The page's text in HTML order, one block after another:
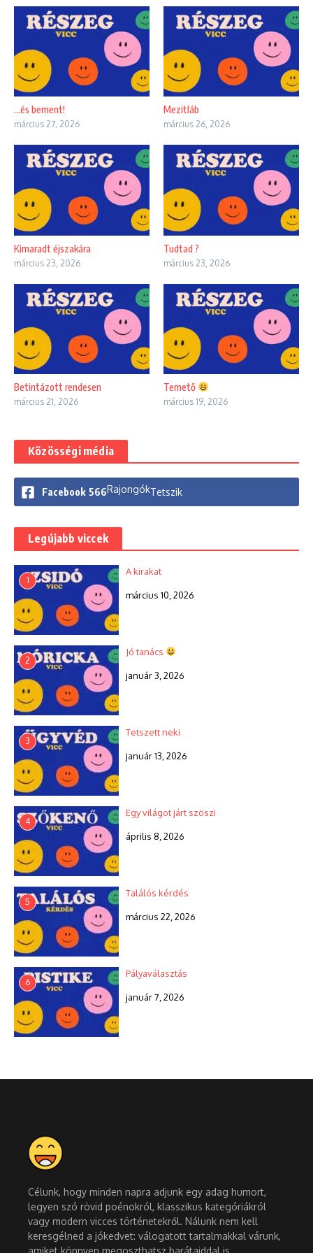
…és bement!
március 27, 2026
Mezitláb
március 26, 2026
Kimaradt éjszakára
március 23, 2026
Tudtad ?
március 23, 2026
Betintázott rendesen
március 21, 2026
Temető
március 19, 2026
Közösségi média
Facebook 566RajongókTetszik
Legújabb viccek
1
A kirakat
március 10, 2026
2
Jó tanács
január 3, 2026
3
Tetszett neki
január 13, 2026
4
Egy világot járt szöszi
április 8, 2026
5
Találós kérdés
március 22, 2026
6
Pályaválasztás
január 7, 2026
Célunk, hogy minden napra adjunk egy adag humort,
legyen szó rövid poénokról, klasszikus kategóriákról
vagy modern vicces történetekről. Nálunk nem kell
keresgélned a jókedvet: válogatott tartalmakkal várunk,
amiket könnyen megoszthatsz barátaiddal is.